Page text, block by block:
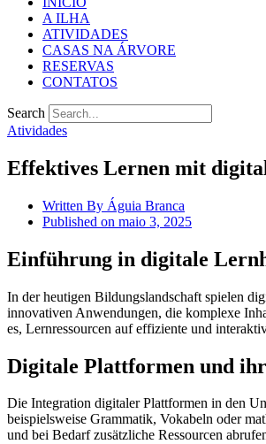
A ILHA
ATIVIDADES
CASAS NA ÁRVORE
RESERVAS
CONTATOS
Search
Atividades
Effektives Lernen mit
Written By Águia Branca
Published on maio 3, 2025
Einführung in digitale
In der heutigen Bildungslandschaft spielen
innovativen Anwendungen, die komplexe
es, Lernressourcen auf effiziente und
Digitale Plattformen und
Die Integration digitaler Plattformen in den
beispielsweise Grammatik, Vokabeln oder
und bei Bedarf zusätzliche Ressourcen